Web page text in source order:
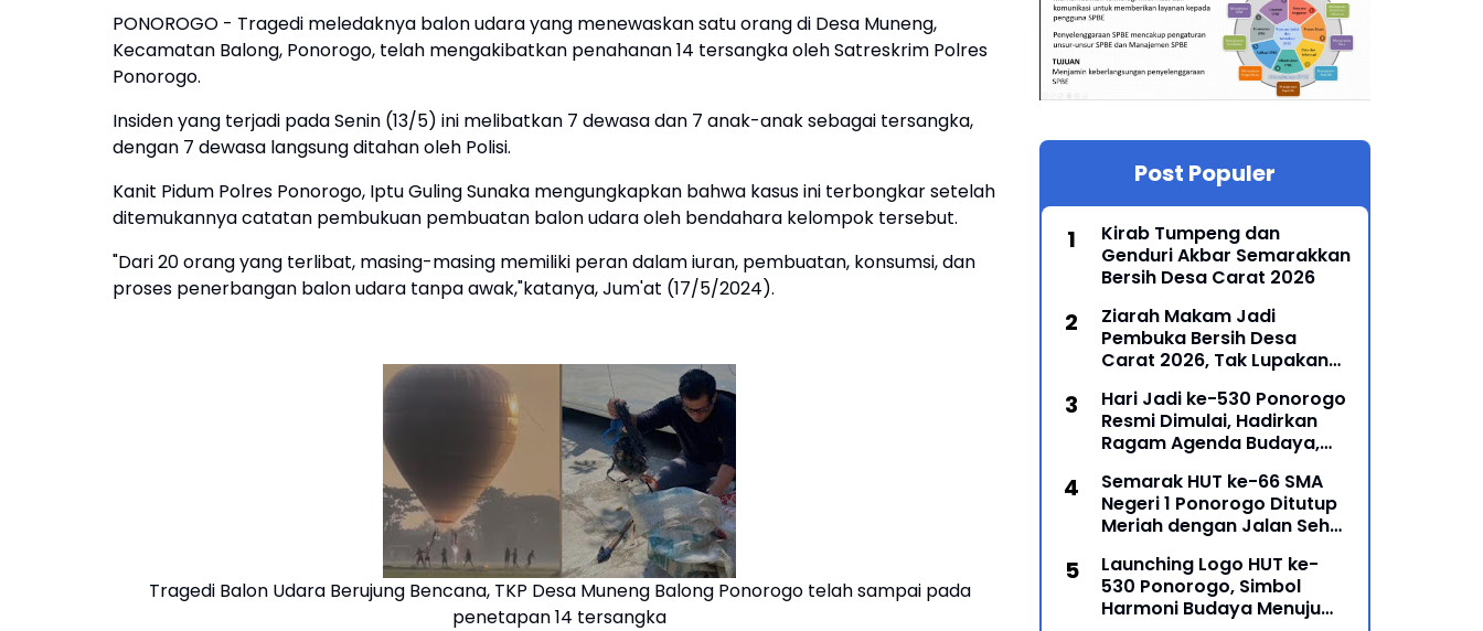
PONOROGO - Tragedi meledaknya balon udara yang menewaskan satu orang di Desa Muneng,
Kecamatan Balong, Ponorogo, telah mengakibatkan penahanan 14 tersangka oleh Satreskrim Polres
Ponorogo.
Insiden yang terjadi pada Senin (13/5) ini melibatkan 7 dewasa dan 7 anak-anak sebagai tersangka,
dengan 7 dewasa langsung ditahan oleh Polisi.
Kanit Pidum Polres Ponorogo, Iptu Guling Sunaka mengungkapkan bahwa kasus ini terbongkar setelah
ditemukannya catatan pembukuan pembuatan balon udara oleh bendahara kelompok tersebut.
"Dari 20 orang yang terlibat, masing-masing memiliki peran dalam iuran, pembuatan, konsumsi, dan
proses penerbangan balon udara tanpa awak,"katanya, Jum'at (17/5/2024).
Tragedi Balon Udara Berujung Bencana, TKP Desa Muneng Balong Ponorogo telah sampai pada
penetapan 14 tersangka
Post Populer
Kirab Tumpeng dan
Genduri Akbar Semarakkan
Bersih Desa Carat 2026
Ziarah Makam Jadi
Pembuka Bersih Desa
Carat 2026, Tak Lupakan
Hari Jadi ke-530 Ponorogo
Resmi Dimulai, Hadirkan
Ragam Agenda Budaya,
Semarak HUT ke-66 SMA
Negeri 1 Ponorogo Ditutup
Meriah dengan Jalan Sehat
Lomba Ponorogo – Puncak
peringatan Hari Ulang
Launching Logo HUT ke-
530 Ponorogo, Simbol
Harmoni Budaya Menuju